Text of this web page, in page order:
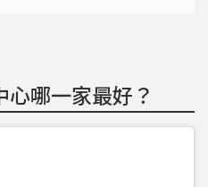
哪一家最好？